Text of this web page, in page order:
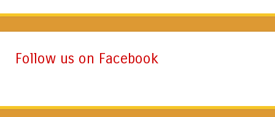
Follow us on Facebook